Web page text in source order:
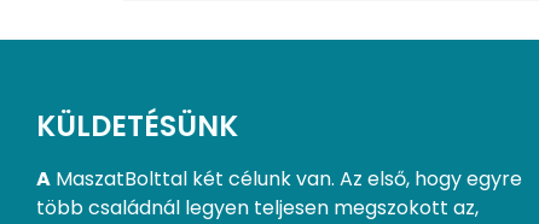
KÜLDETÉSÜNK
A MaszatBolttal két célunk van. Az első, hogy egyre
több családnál legyen teljesen megszokott az,